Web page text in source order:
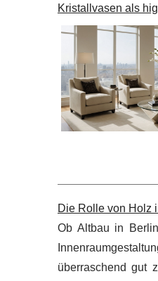
Kristallvasen als
Die Rolle von Holz
Ob Altbau in
überraschend gut